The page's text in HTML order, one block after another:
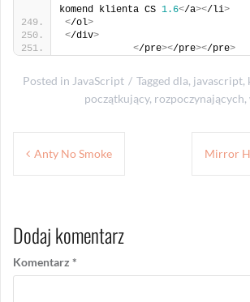
komend klienta CS 1.6</a></li>
</ol>
</div>
</pre></pre></pre>
Posted in JavaScript Tagged dla, javascript,
początkujący, rozpoczynających,
Nawigacja
wpisu
Anty No Smoke Mirror
Dodaj komentarz
Komentarz *